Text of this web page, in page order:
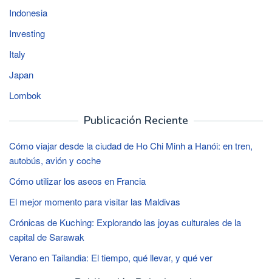
Indonesia
Investing
Italy
Japan
Lombok
Publicación Reciente
Cómo viajar desde la ciudad de Ho Chi Minh a Hanói: en tren,
autobús, avión y coche
Cómo utilizar los aseos en Francia
El mejor momento para visitar las Maldivas
Crónicas de Kuching: Explorando las joyas culturales de la
capital de Sarawak
Verano en Tailandia: El tiempo, qué llevar, y qué ver